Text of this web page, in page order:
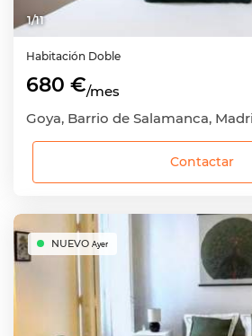
1/11
Habitación Doble
680 €/mes
Goya, Barrio de Salamanca,
Contactar
NUEVO Ayer